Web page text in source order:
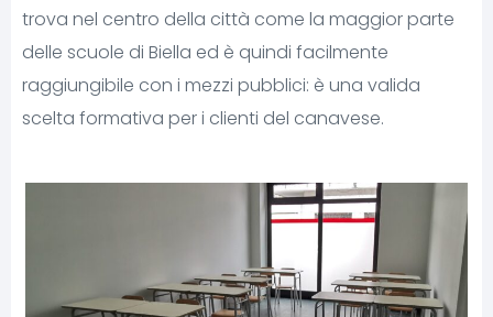
trova nel centro della città come la maggior parte
delle scuole di Biella ed è quindi facilmente
raggiungibile con i mezzi pubblici: è una valida
scelta formativa per i clienti del canavese.